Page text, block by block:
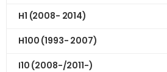
H1 (2008- 2014)
H100 (1993- 2007)
I10 (2008-/2011-)